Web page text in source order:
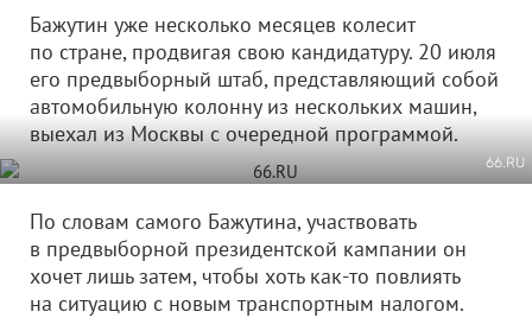
Бажутин уже несколько месяцев колесит
по стране, продвигая свою кандидатуру. 20 июля
его предвыборный штаб, представляющий собой
автомобильную колонну из нескольких машин,
выехал из Москвы с очередной программой.
66.RU
По словам самого Бажутина, участвовать
в предвыборной президентской кампании он
хочет лишь затем, чтобы хоть как-то повлиять
на ситуацию с новым транспортным налогом.